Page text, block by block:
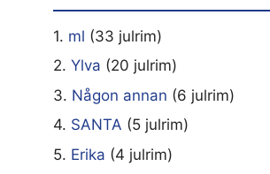
1. ml (33 julrim)
2. Ylva (20 julrim)
3. Någon annan (6 julrim)
4. SANTA (5 julrim)
5. Erika (4 julrim)